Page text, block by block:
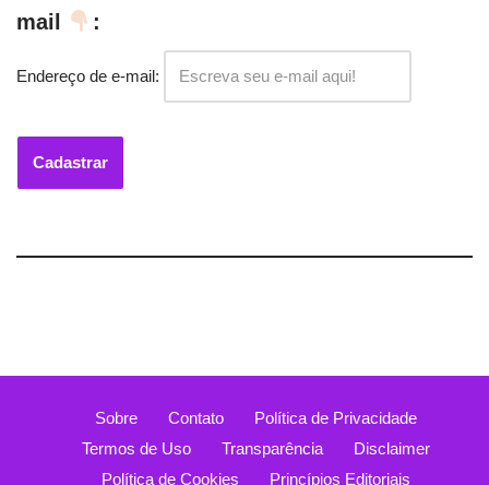
mail
:
Endereço de e-mail:
Sobre Contato
Política de Privacidade
Termos de Uso
Transparência
Disclaimer
Política de Cookies
Princípios Editoriais